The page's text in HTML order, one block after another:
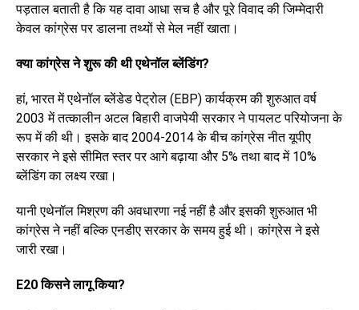
पड़ताल बताती है कि यह दावा आधा सच है और पूरे विवाद की जिम्मेदारी
केवल कांग्रेस पर डालना तथ्यों से मेल नहीं खाता।
क्या कांग्रेस ने शुरू की थी एथेनॉल ब्लेंडिंग?
हां, भारत में एथेनॉल ब्लेंडेड पेट्रोल (EBP) कार्यक्रम की शुरुआत वर्ष
2003 में तत्कालीन अटल बिहारी वाजपेयी सरकार ने पायलट परियोजना के
रूप में की थी। इसके बाद 2004-2014 के बीच कांग्रेस नीत यूपीए
सरकार ने इसे सीमित स्तर पर आगे बढ़ाया और 5% तथा बाद में 10%
ब्लेंडिंग का लक्ष्य रखा।
यानी एथेनॉल मिश्रण की अवधारणा नई नहीं है और इसकी शुरुआत भी
कांग्रेस ने नहीं बल्कि एनडीए सरकार के समय हुई थी। कांग्रेस ने इसे
जारी रखा।
E20 किसने लागू किया?